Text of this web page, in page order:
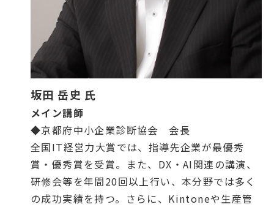
坂田 岳史 氏
メイン講師
◆京都府中小企業診断協会 会長
全国IT経営力大賞では、指導先企業が最優秀
賞・優秀賞を受賞。また、DX・AI関連の講演、
研修会等を年間20回以上行い、本分野では多く
の成功実績を持つ。さらに、Kintoneや生産管